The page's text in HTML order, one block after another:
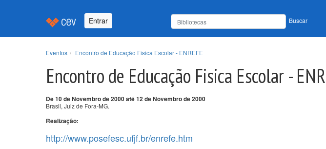
Entrar Buscar
Eventos Encontro de Educação Fisica Escolar - ENREFE
Encontro de Educação Fisica Escolar -
De 10 de Novembro de 2000 até 12 de Novembro de 2000
Brasil, Juiz de Fora-MG.
Realização:
http://www.posefesc.ufjf.br/enrefe.htm